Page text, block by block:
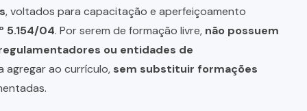
, voltados para capacitação e aperfeiçoamento
5.154/04. Por serem de formação livre, não possuem
ou entidades de
agregar ao currículo, sem substituir formações